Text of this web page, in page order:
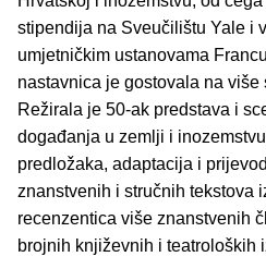
stipendija na Sveučilištu Yale i
umjetničkim ustanovama
nastavnica je gostovala na
Režirala je 50-ak predstava i
događanja u zemlji i
predložaka, adaptacija i
znanstvenih i stručnih tekstova
recenzentica više znanstvenih
brojnih književnih i teatroloških